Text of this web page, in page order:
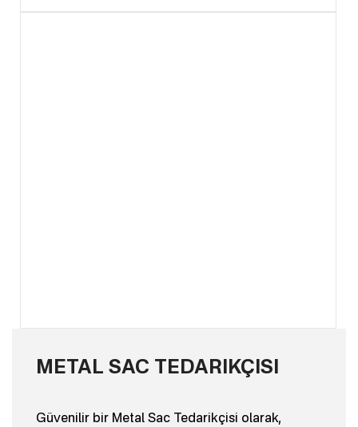
METAL SAC TEDARIKÇISI
Güvenilir bir Metal Sac Tedarikçisi olarak,